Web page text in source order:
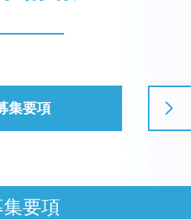
集要項
要項